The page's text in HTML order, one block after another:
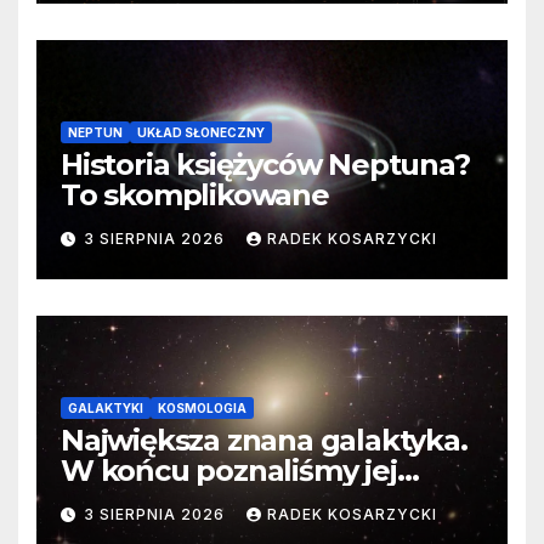
NEPTUN UKŁAD SŁONECZNY
Historia księżyców Neptuna?
To skomplikowane
3 SIERPNIA 2026 RADEK KOSARZYCKI
GALAKTYKI KOSMOLOGIA
Największa znana galaktyka.
W końcu poznaliśmy jej
faktyczne wymiary
3 SIERPNIA 2026 RADEK KOSARZYCKI